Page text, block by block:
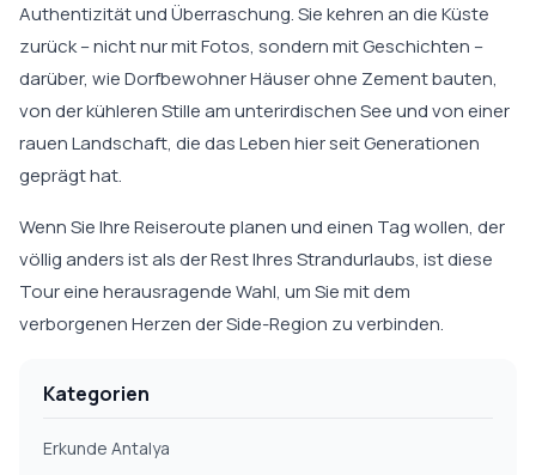
Authentizität und Überraschung. Sie kehren an die Küste
zurück – nicht nur mit Fotos, sondern mit Geschichten –
darüber, wie Dorfbewohner Häuser ohne Zement bauten,
von der kühleren Stille am unterirdischen See und von einer
rauen Landschaft, die das Leben hier seit Generationen
geprägt hat.
Wenn Sie Ihre Reiseroute planen und einen Tag wollen, der
völlig anders ist als der Rest Ihres Strandurlaubs, ist diese
Tour eine herausragende Wahl, um Sie mit dem
verborgenen Herzen der Side-Region zu verbinden.
Kategorien
Erkunde Antalya